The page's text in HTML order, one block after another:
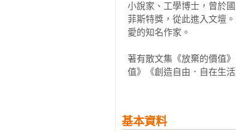
◎最接近我心中「不執著
當作沒有發生過，反過來
考的自由度發揮到極致，
◎人似乎無法準確判斷退
豫，就是因為有應該放下
沒有永遠理想的選擇
好奇心是「執著」的反面
好奇心締造了文明
「不執著」近似於「忘掉」
「忘掉」無法徹底執行
我並不打算說服別人
小說家、工學博士，曾於
菲斯特獎，從此進入文壇
愛的知名作家。
著有散文集《放棄的價值
值》《創造自由．自在生
基本資料